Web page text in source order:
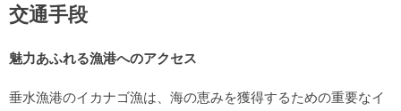
交通手段
魅力あふれる漁港へのアクセス
垂水漁港のイカナゴ漁は、海の恵みを獲得するための重要なイ